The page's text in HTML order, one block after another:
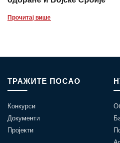
Прочитај више
ТРАЖИТЕ ПОСАО
Конкурси
Документи
Пројекти